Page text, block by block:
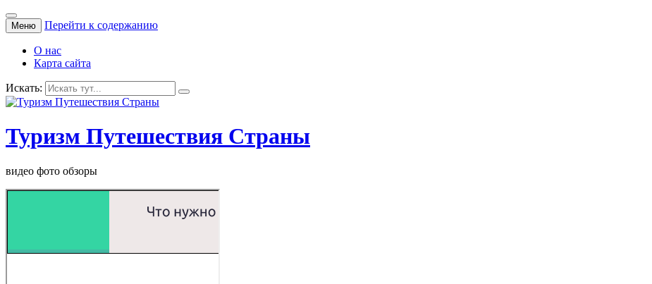
Меню Перейти к содержанию
О нас
Карта сайта
Искать:
Туризм Путешествия Страны
видео фото обзоры